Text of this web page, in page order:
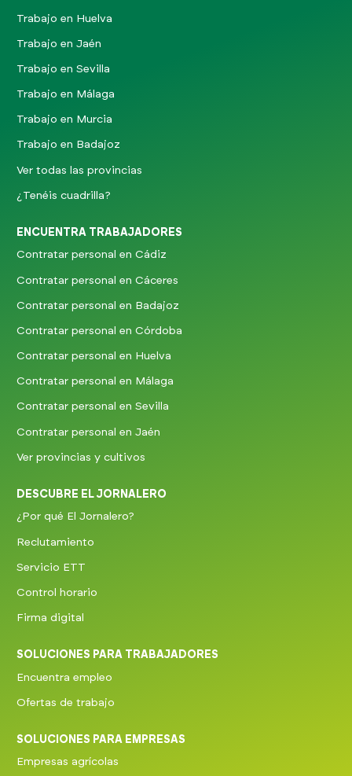
Trabajo en Huelva
Trabajo en Jaén
Trabajo en Sevilla
Trabajo en Málaga
Trabajo en Murcia
Trabajo en Badajoz
Ver todas las provincias
¿Tenéis cuadrilla?
ENCUENTRA TRABAJADORES
Contratar personal en Cádiz
Contratar personal en Cáceres
Contratar personal en Badajoz
Contratar personal en Córdoba
Contratar personal en Huelva
Contratar personal en Málaga
Contratar personal en Sevilla
Contratar personal en Jaén
Ver provincias y cultivos
DESCUBRE EL JORNALERO
¿Por qué El Jornalero?
Reclutamiento
Servicio ETT
Control horario
Firma digital
SOLUCIONES PARA TRABAJADORES
Encuentra empleo
Ofertas de trabajo
SOLUCIONES PARA EMPRESAS
Empresas agrícolas